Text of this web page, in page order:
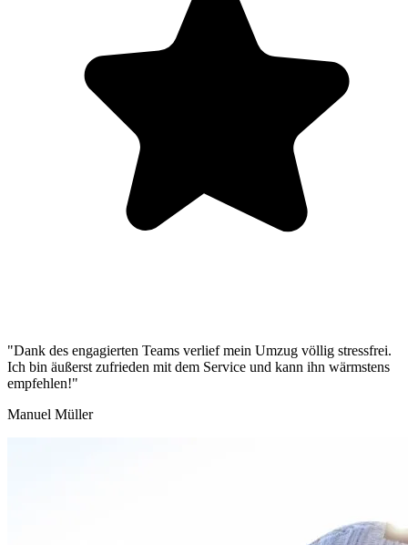
"Dank des engagierten Teams verlief mein Umzug völlig stressfrei.
Ich bin äußerst zufrieden mit dem Service und kann ihn wärmstens
empfehlen!"
Manuel Müller